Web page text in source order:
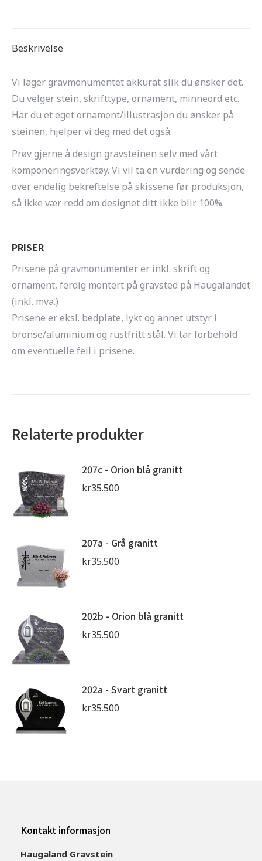
Beskrivelse
Vi lager gravmonumentet akkurat slik du ønsker det.
Du velger stein, skrifttype, ornament, minneord etc.
Har du et eget ornament/illustrasjon du ønsker på
steinen, hjelper vi deg med det også.
Prøv gjerne å design gravsteinen selv med vårt
komponeringsverktøy. Vi vil ta en vurdering og sende
over endelig bekreftelse på skissene før produksjon,
så ikke vær redd om designet ditt ikke blir 100%.
PRISER
Prisene på gravmonumenter er inkl. skrift og
ornament, ferdig montert på gravsted på Haugalandet
(inkl. mva.)
Prisene er eksl. bedplate, lykt og annet utstyr i
bronse/aluminium og rustfritt stål. Vi tar forbehold
om eventuelle feil i prisene.
Relaterte produkter
207c - Orion blå granitt
kr35.500
207a - Grå granitt
kr35.500
202b - Orion blå granitt
kr35.500
202a - Svart granitt
kr35.500
Kontakt informasjon
Haugaland Gravstein